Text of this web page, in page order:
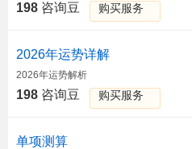
198 咨询豆 购买服务
2026年运势详解
2026年运势解析
198 咨询豆 购买服务
单项测算